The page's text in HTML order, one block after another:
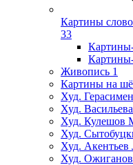
Картины
33
Живопись 1
Картины на
Худ.
Худ.
Худ. Кулешов
Худ.
Худ. Акентьев
Худ.